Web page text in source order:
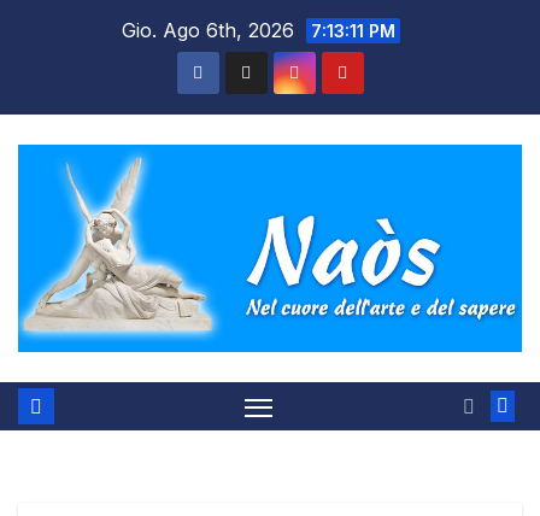
Gio. Ago 6th, 2026 7:13:12 PM